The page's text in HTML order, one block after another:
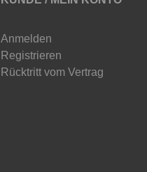
Anmelden
Registrieren
Rücktritt vom Vertrag